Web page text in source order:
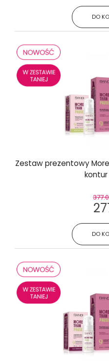
DO
Zestaw prezentowy
DO